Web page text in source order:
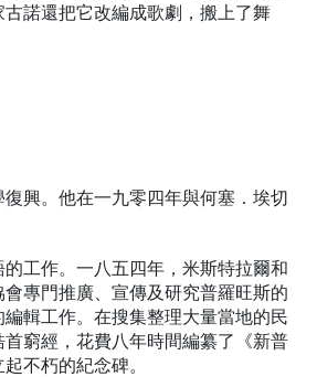
諾還把它改編成歌劇，搬上了舞
興。他在一九零四年與何塞．埃切
工作。一八五四年，米斯特拉爾和
專門推廣、宣傳及研究普羅旺斯的
輯工作。在搜集整理大量當地的民
窮經，花費八年時間編纂了《新普
不朽的紀念碑。